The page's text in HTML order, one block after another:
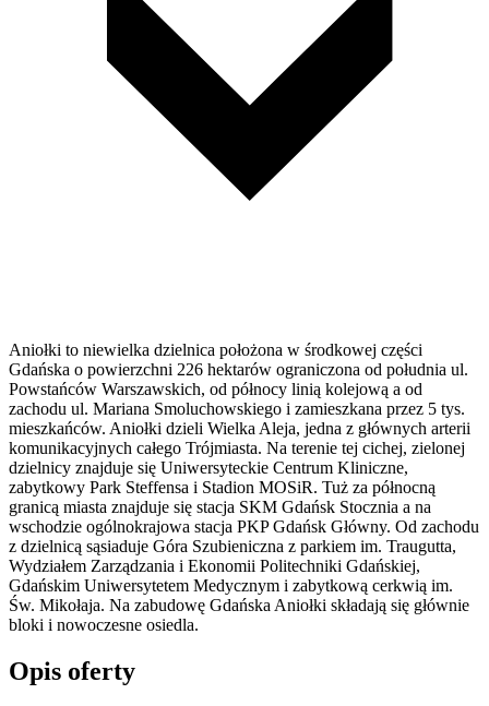
Aniołki to niewielka dzielnica położona w środkowej części
Gdańska o powierzchni 226 hektarów ograniczona od południa ul.
Powstańców Warszawskich, od północy linią kolejową a od
zachodu ul. Mariana Smoluchowskiego i zamieszkana przez 5 tys.
mieszkańców. Aniołki dzieli Wielka Aleja, jedna z głównych arterii
komunikacyjnych całego Trójmiasta. Na terenie tej cichej, zielonej
dzielnicy znajduje się Uniwersyteckie Centrum Kliniczne,
zabytkowy Park Steffensa i Stadion MOSiR. Tuż za północną
granicą miasta znajduje się stacja SKM Gdańsk Stocznia a na
wschodzie ogólnokrajowa stacja PKP Gdańsk Główny. Od zachodu
z dzielnicą sąsiaduje Góra Szubieniczna z parkiem im. Traugutta,
Wydziałem Zarządzania i Ekonomii Politechniki Gdańskiej,
Gdańskim Uniwersytetem Medycznym i zabytkową cerkwią im.
Św. Mikołaja. Na zabudowę Gdańska Aniołki składają się głównie
bloki i nowoczesne osiedla.
Opis oferty